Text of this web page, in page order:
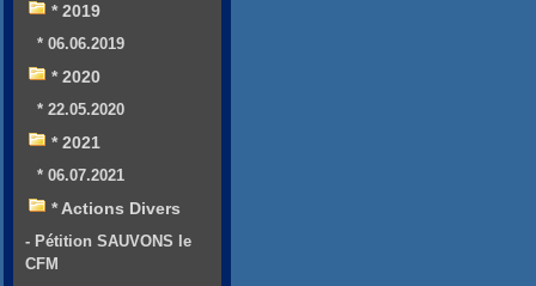
* 2019
* 06.06.2019
* 2020
* 22.05.2020
* 2021
* 06.07.2021
* Actions Divers
- Pétition SAUVONS le
CFM